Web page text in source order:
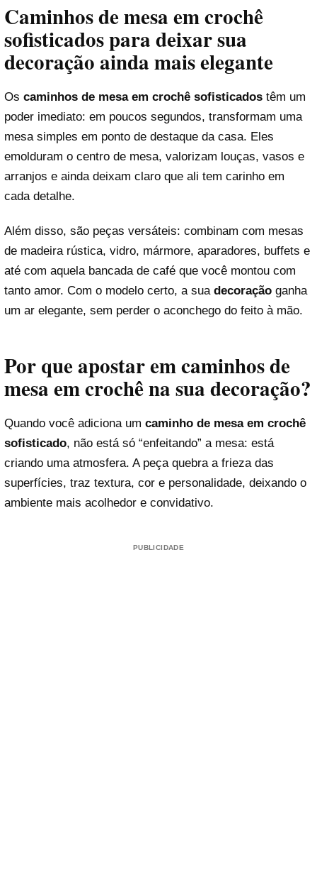
Caminhos de mesa em crochê
sofisticados para deixar sua
decoração ainda mais elegante
Os caminhos de mesa em crochê sofisticados têm um
poder imediato: em poucos segundos, transformam uma
mesa simples em ponto de destaque da casa. Eles
emolduram o centro de mesa, valorizam louças, vasos e
arranjos e ainda deixam claro que ali tem carinho em
cada detalhe.
Além disso, são peças versáteis: combinam com mesas
de madeira rústica, vidro, mármore, aparadores, buffets e
até com aquela bancada de café que você montou com
tanto amor. Com o modelo certo, a sua decoração ganha
um ar elegante, sem perder o aconchego do feito à mão.
Por que apostar em caminhos de
mesa em crochê na sua decoração?
Quando você adiciona um caminho de mesa em crochê
sofisticado, não está só “enfeitando” a mesa: está
criando uma atmosfera. A peça quebra a frieza das
superfícies, traz textura, cor e personalidade, deixando o
ambiente mais acolhedor e convidativo.
PUBLICIDADE